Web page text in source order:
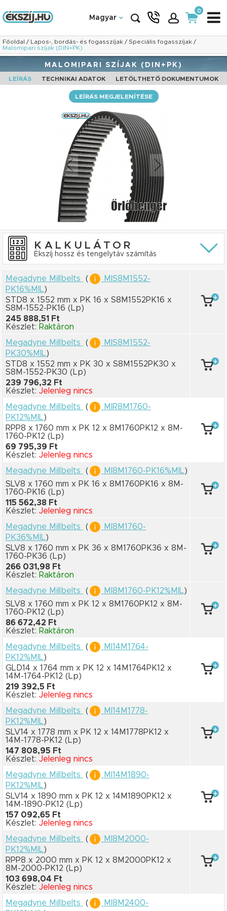
Magyar
0
Főoldal / Lapos-, bordás- és fogasszíjak / Speciális fogasszíjak /
Malomipari szíjak (DIN+PK)
MALOMIPARI SZÍJAK (DIN+PK)
LEÍRÁS TECHNIKAI ADATOK LETÖLTHETŐ DOKUMENTUMOK
LEÍRÁS MEGJELENÍTÉSE
KALKULÁTOR
Ékszíj hossz és tengelytáv számítás
Megadyne Millbelts (
MIS8M1552-
PK16%MIL)
STD8 x 1552 mm x PK 16 x S8M1552PK16 x
S8M-1552-PK16 (Lp)
245 888,51 Ft
Készlet: Raktáron
Megadyne Millbelts
(
MIS8M1552-
PK30%MIL)
STD8 x 1552 mm x PK 30 x S8M1552PK30 x
S8M-1552-PK30 (Lp)
239 796,32 Ft
Készlet: Jelenleg nincs
Megadyne Millbelts
(
MIR8M1760-
PK12%MIL)
RPP8 x 1760 mm x PK 12 x 8M1760PK12 x 8M-
1760-PK12 (Lp)
69 795,39 Ft
Készlet: Jelenleg nincs
Megadyne Millbelts
( MI8M1760-PK16%MIL)
SLV8 x 1760 mm x PK 16 x 8M1760PK16 x 8M-
1760-PK16 (Lp)
115 562,38 Ft
Készlet: Jelenleg nincs
Megadyne Millbelts
(
MI8M1760-
PK36%MIL)
SLV8 x 1760 mm x PK 36 x 8M1760PK36 x 8M-
1760-PK36 (Lp)
266 031,98 Ft
Készlet: Raktáron
Megadyne Millbelts
( MI8M1760-PK12%MIL)
SLV8 x 1760 mm x PK 12 x 8M1760PK12 x 8M-
1760-PK12 (Lp)
86 672,42 Ft
Készlet: Raktáron
Megadyne Millbelts
(
MI14M1764-
PK12%MIL)
GLD14 x 1764 mm x PK 12 x 14M1764PK12 x
14M-1764-PK12 (Lp)
219 392,5 Ft
Készlet: Jelenleg nincs
Megadyne Millbelts
(
MI14M1778-
PK12%MIL)
SLV14 x 1778 mm x PK 12 x 14M1778PK12 x
14M-1778-PK12 (Lp)
147 808,95 Ft
Készlet: Jelenleg nincs
Megadyne Millbelts
(
MI14M1890-
PK12%MIL)
SLV14 x 1890 mm x PK 12 x 14M1890PK12 x
14M-1890-PK12 (Lp)
157 092,65 Ft
Készlet: Jelenleg nincs
Megadyne Millbelts
(
MI8M2000-
PK12%MIL)
RPP8 x 2000 mm x PK 12 x 8M2000PK12 x
8M-2000-PK12 (Lp)
103 698,04 Ft
Készlet: Jelenleg nincs
Megadyne Millbelts
(
MI8M2400-